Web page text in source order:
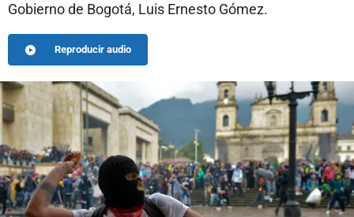
Gobierno de Bogotá, Luis Ernesto Gómez.
Reproducir audio